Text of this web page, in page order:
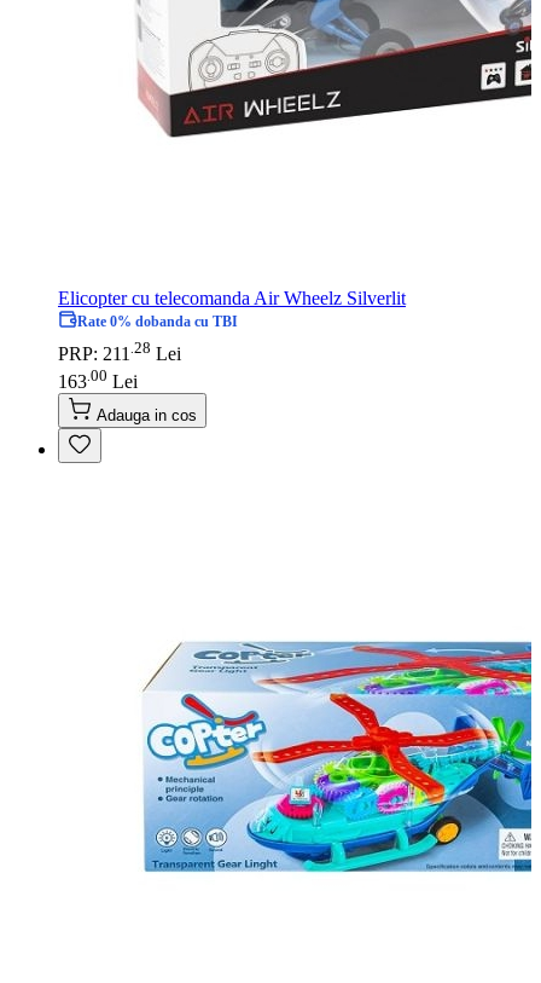
Elicopter cu telecomanda Air Wheelz Silverlit
Rate 0% dobanda cu TBI
PRP: 211 28 Lei
163 00 Lei
Adauga in cos